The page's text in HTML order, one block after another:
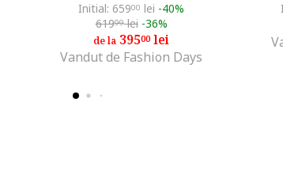
Initial: 65900 lei -40%
61999lei -36%
de la 39500lei
Vandut de Fashion Days